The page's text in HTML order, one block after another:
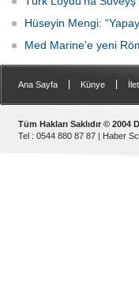
Hüseyin Mengi:
Med Marine’e yeni
Ana Sayfa Künye
Tüm Hakları Saklıdır © 2004
Tel : 0544 880 87 87 | Haber